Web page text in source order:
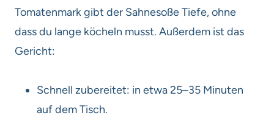
Tomatenmark gibt der Sahnesoße Tiefe, ohne
dass du lange köcheln musst. Außerdem ist das
Gericht:
Schnell zubereitet: in etwa 25–35 Minuten
auf dem Tisch.